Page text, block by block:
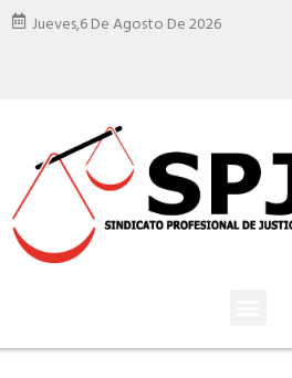
Jueves,6 De Agosto De 2026